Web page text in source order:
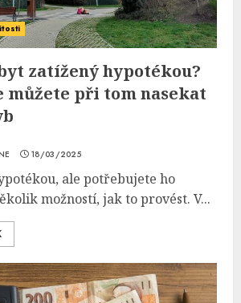
zatížený hypotékou?
můžete při tom nasekat
18/03/2025
ale potřebujete ho
možností, jak to provést. V...